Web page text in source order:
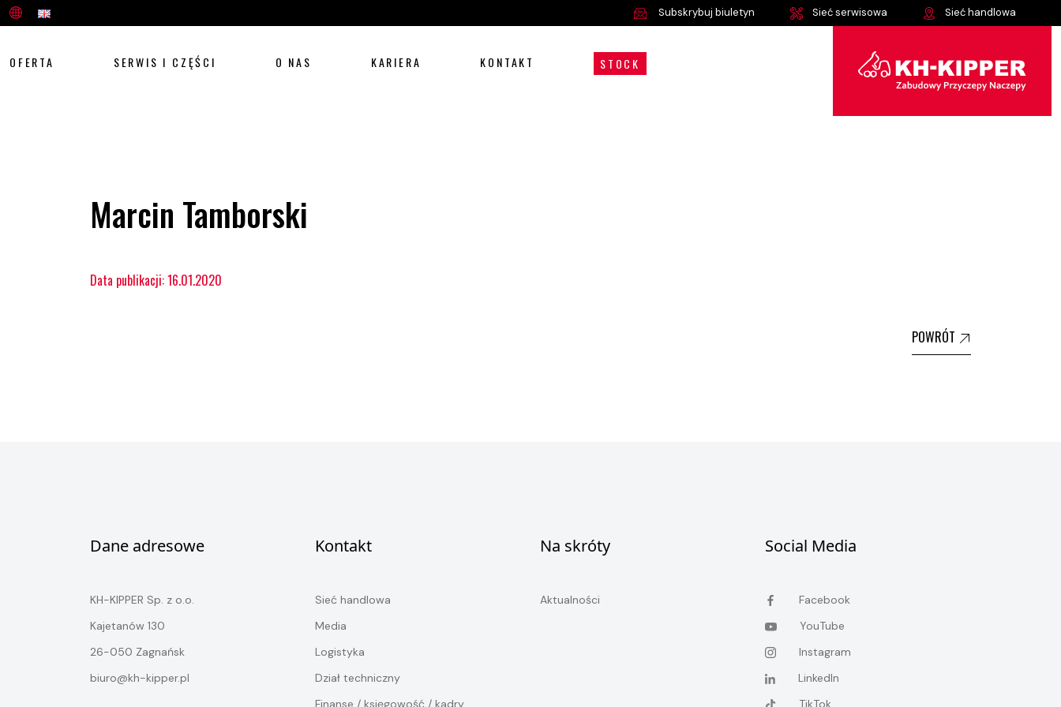
Subskrybuj biuletyn Sieć serwisowa Sieć handlowa
OFERTA SERWIS I CZĘŚCI O NAS KARIERA KONTAKT STOCK
Marcin Tamborski
Data publikacji: 16.01.2020
POWRÓT
Dane adresowe
KH-KIPPER Sp. z o.o.
Kajetanów 130
26-050 Zagnańsk
biuro@kh-kipper.pl
Kontakt
Sieć handlowa
Media
Logistyka
Dział techniczny
Finanse / księgowość / kadry
Na skróty
Aktualności
Social Media
Facebook
YouTube
Instagram
LinkedIn
TikTok